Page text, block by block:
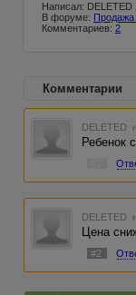
Написал: DELETED
В форуме: Продажа
Комментариев: 2
Комментарии
DELETED
Ребенок
DELETED
Цена
#2